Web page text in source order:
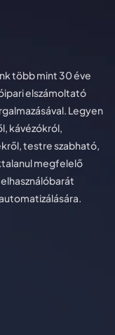
több mint 30 éve
elszámoltató
Legyen
kávézókról,
testre szabható,
megfelelő